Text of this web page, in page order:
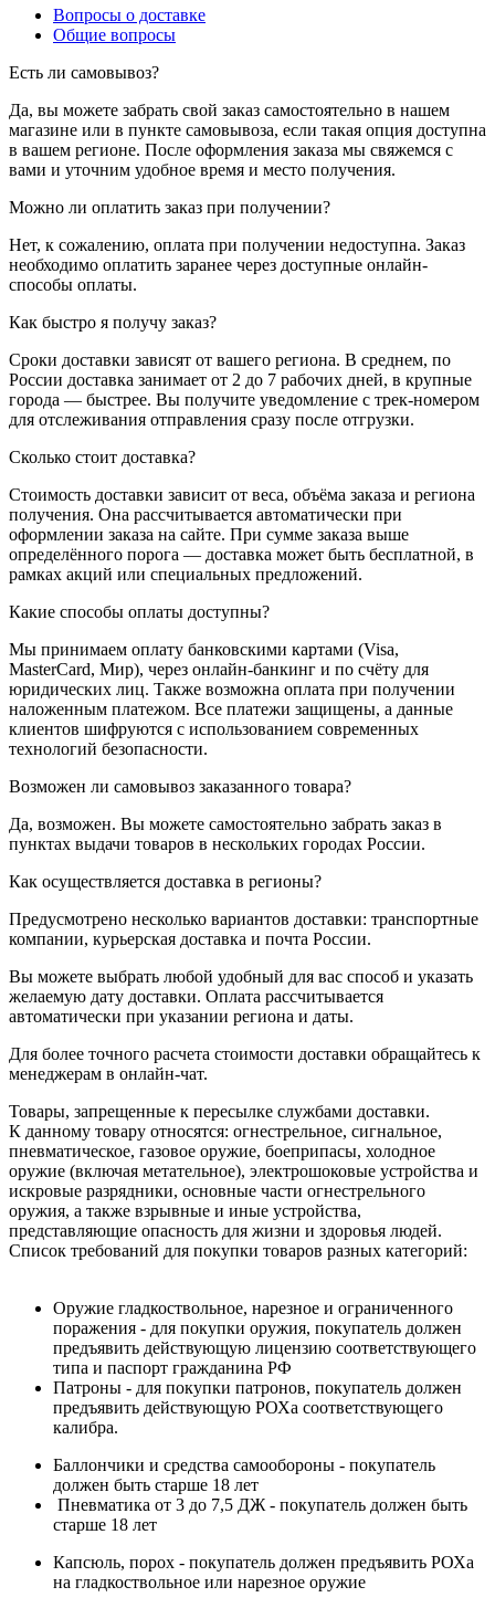
Вопросы о доставке
Общие вопросы
Есть ли самовывоз?
Да, вы можете забрать свой заказ самостоятельно в нашем
магазине или в пункте самовывоза, если такая опция доступна
в вашем регионе. После оформления заказа мы свяжемся с
вами и уточним удобное время и место получения.
Можно ли оплатить заказ при получении?
Нет, к сожалению, оплата при получении недоступна. Заказ
необходимо оплатить заранее через доступные онлайн-
способы оплаты.
Как быстро я получу заказ?
Сроки доставки зависят от вашего региона. В среднем, по
России доставка занимает от 2 до 7 рабочих дней, в крупные
города — быстрее. Вы получите уведомление с трек-номером
для отслеживания отправления сразу после отгрузки.
Сколько стоит доставка?
Стоимость доставки зависит от веса, объёма заказа и региона
получения. Она рассчитывается автоматически при
оформлении заказа на сайте. При сумме заказа выше
определённого порога — доставка может быть бесплатной, в
рамках акций или специальных предложений.
Какие способы оплаты доступны?
Мы принимаем оплату банковскими картами (Visa,
MasterCard, Мир), через онлайн-банкинг и по счёту для
юридических лиц. Также возможна оплата при получении
наложенным платежом. Все платежи защищены, а данные
клиентов шифруются с использованием современных
технологий безопасности.
Возможен ли самовывоз заказанного товара?
Да, возможен. Вы можете самостоятельно забрать заказ в
пунктах выдачи товаров в нескольких городах России.
Как осуществляется доставка в регионы?
Предусмотрено несколько вариантов доставки: транспортные
компании, курьерская доставка и почта России.
Вы можете выбрать любой удобный для вас способ и указать
желаемую дату доставки. Оплата рассчитывается
автоматически при указании региона и даты.
Для более точного расчета стоимости доставки обращайтесь к
менеджерам в онлайн-чат.
Товары, запрещенные к пересылке службами доставки.
К данному товару относятся: огнестрельное, сигнальное,
пневматическое, газовое оружие, боеприпасы, холодное
оружие (включая метательное), электрошоковые устройства и
искровые разрядники, основные части огнестрельного
оружия, а также взрывные и иные устройства,
представляющие опасность для жизни и здоровья людей.
Список требований для покупки товаров разных категорий:
Оружие гладкоствольное, нарезное и ограниченного
поражения - для покупки оружия, покупатель должен
предъявить действующую лицензию соответствующего
типа и паспорт гражданина РФ
Патроны - для покупки патронов, покупатель должен
предъявить действующую РОХа соответствующего
калибра.
Баллончики и средства самообороны - покупатель
должен быть старше 18 лет
Пневматика от 3 до 7,5 ДЖ - покупатель должен быть
старше 18 лет
Капсюль, порох - покупатель должен предъявить РОХа
на гладкоствольное или нарезное оружие